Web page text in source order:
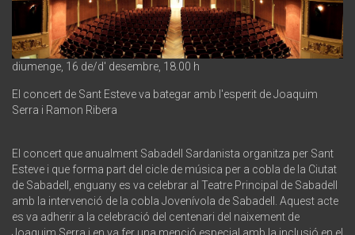
diumenge, 16 de/d' desembre, 18.00 h
El concert de Sant Esteve va bategar amb l'esperit de Joaquim
Serra i Ramon Ribera
El concert que anualment Sabadell Sardanista organitza per Sant
Esteve i que forma part del cicle de música per a cobla de la Ciutat
de Sabadell, enguany es va celebrar al Teatre Principal de Sabadell
amb la intervenció de la cobla Jovenívola de Sabadell. Aquest acte
es va adherir a la celebració del centenari del naixement de